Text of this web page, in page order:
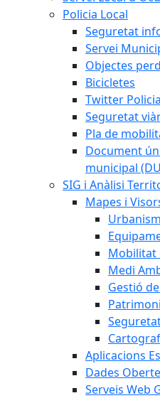
Policia Local
Seguretat
Servei
Objectes
Bicicletes
Twitter Policia
Seguretat
Pla de
Document
municipal
SIG i Anàlisi
Mapes i
Mobilitat
Medi
Gestió
Aplicacions
Dades
Serveis Web